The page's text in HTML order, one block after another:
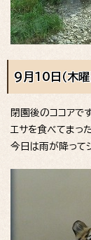
9月10日（木曜
閉園後のココアです
エサを食べてまっ
今日は雨が降って